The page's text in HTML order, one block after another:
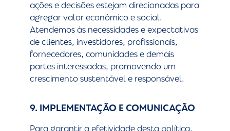
ações e decisões estejam direcionadas para
agregar valor econômico e social.
Atendemos às necessidades e expectativas
de clientes, investidores, profissionais,
fornecedores, comunidades e demais
partes interessadas, promovendo um
crescimento sustentável e responsável.
9. IMPLEMENTAÇÃO E COMUNICAÇÃO
Para garantir a efetividade desta política,